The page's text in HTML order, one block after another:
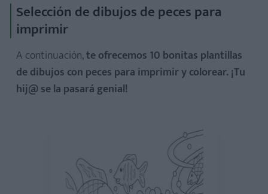
Selección de dibujos de peces para
imprimir
A continuación,te ofrecemos 10 bonitas plantillas
de dibujos con peces para imprimir y colorear. ¡Tu
hij@ se la pasará genial!